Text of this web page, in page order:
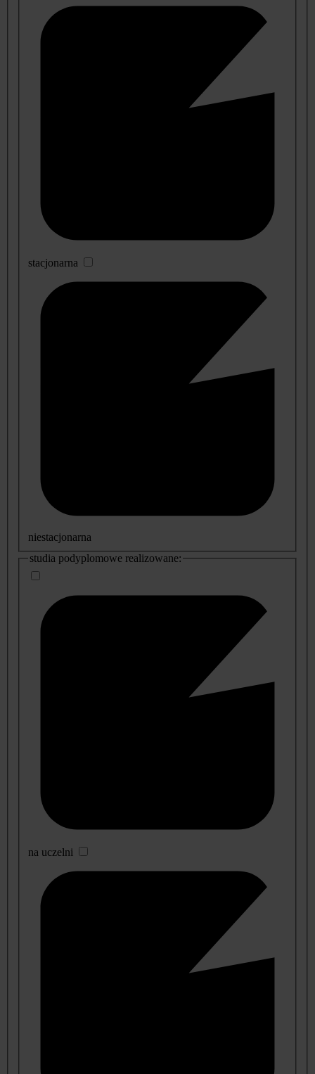
stacjonarna
niestacjonarna
studia podyplomowe realizowane:
na uczelni